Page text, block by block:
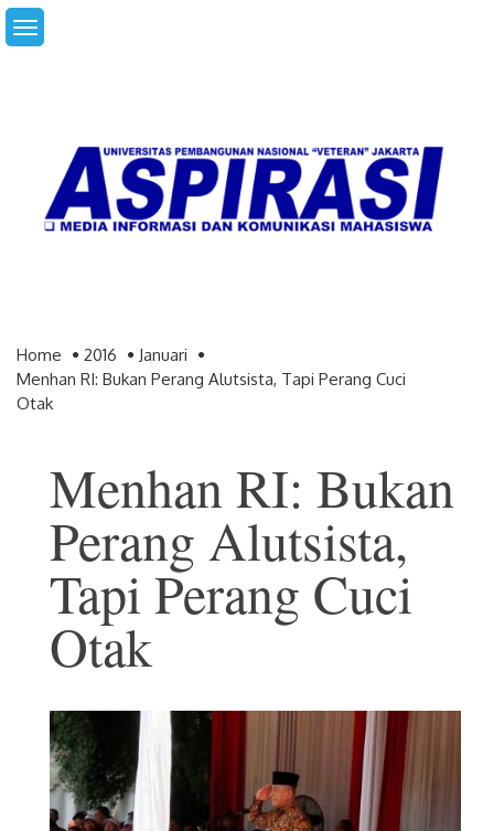
Skip
to
Home 2016
Januari
Menhan RI: Bukan Perang Alutsista, Tapi Perang Cuci
Otak
Menhan RI: Bukan
Perang Alutsista,
Tapi Perang Cuci
Otak